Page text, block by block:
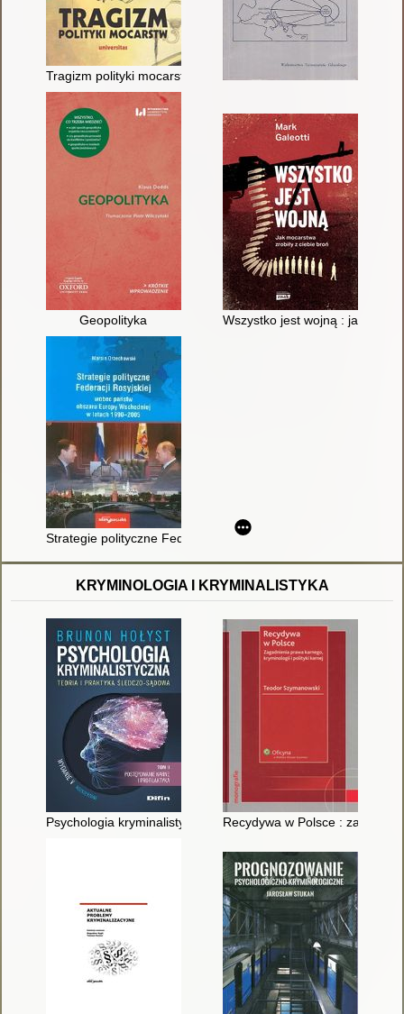
Tragizm polityki mocarstw
Geopolityka Wszystko jest wojną : jak
Strategie polityczne Federacji Rosyjskiej wobec państw
KRYMINOLOGIA I KRYMINALISTYKA
Psychologia kryminalistyczna : teoria i praktyka śledczo-
Recydywa w Polsce :